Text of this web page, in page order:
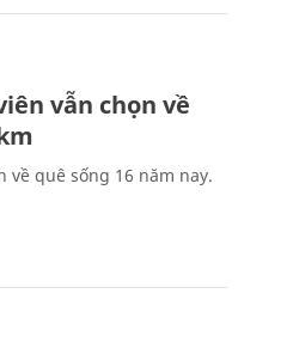
vẫn chọn về
về quê sống 16 năm nay.